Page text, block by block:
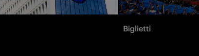
Biglietti